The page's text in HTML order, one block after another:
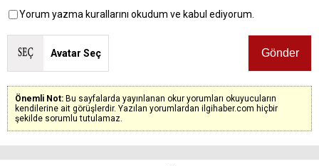
Yorum yazma kurallarını okudum ve kabul ediyorum.
Avatar Seç
Önemli Not: Bu sayfalarda yayınlanan okur yorumları okuyucuların
kendilerine ait görüşlerdir. Yazılan yorumlardan ilgihaber.com hiçbir
şekilde sorumlu tutulamaz.